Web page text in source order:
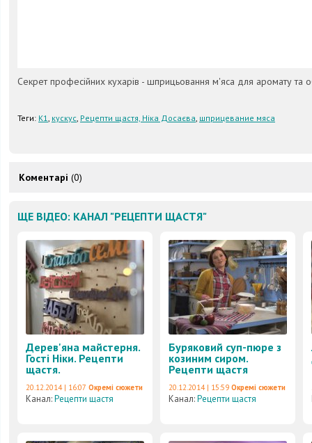
Секрет професійних кухарів - шприцьовання м'яса для аромату та
Теги: К1, кускус, Рецепти щастя, Ніка Досаєва, шприцевание мяса
Коментарі (0)
ЩЕ ВІДЕО: КАНАЛ "РЕЦЕПТИ ЩАСТЯ"
Дерев'яна майстерня.
Гості Ніки. Рецепти
щастя.
20.12.2014 | 16:07 Окремі сюжети
Канал:Рецепти щастя
Буряковий суп-пюре з
козиним сиром.
Рецепти щастя
20.12.2014 | 15:59 Окремі сюжети
Канал:Рецепти щастя